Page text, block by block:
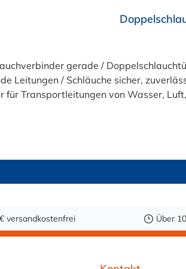
Bewertung von 5 von 5 Sternen
gerade /
Leitungen / Schläuche sicher,
für Transportleitungen von Wasser,
Gegebenenfalls kann eine zusätzliche
versandkostenfrei Über